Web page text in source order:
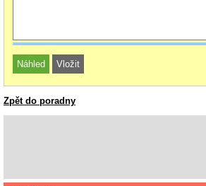
Zpět do poradny